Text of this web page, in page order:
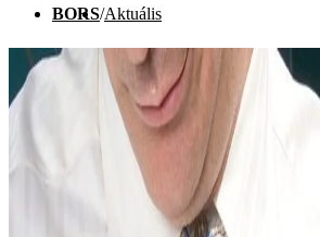
BORS/Aktuális